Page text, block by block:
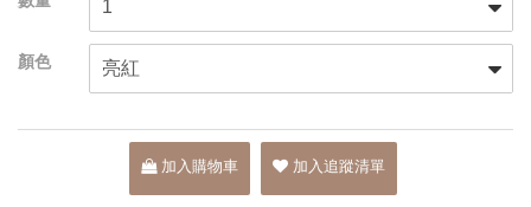
加入購物車 加入追蹤清單